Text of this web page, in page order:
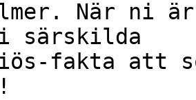
När ni
särskilda
fakta att